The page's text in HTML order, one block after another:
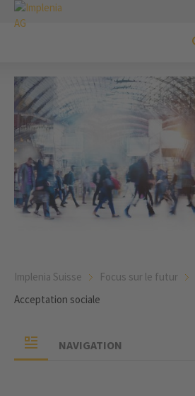
Implenia Suisse Focus sur le futur
Acceptation sociale
NAVIGATION